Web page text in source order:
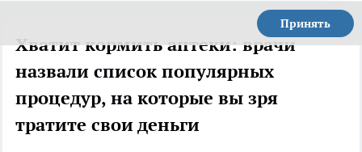
Принять
Хватит кормить аптеки: врачи
назвали список популярных
процедур, на которые вы зря
тратите свои деньги